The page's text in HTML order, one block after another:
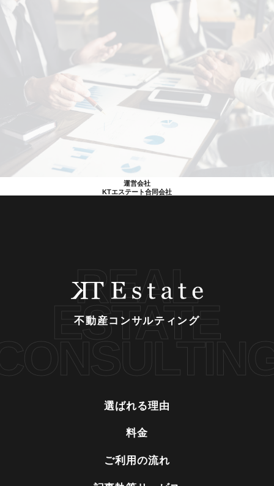
運営会社
KTエステート合同会社
REAL
ESTATE
不動産コンサルティング
選ばれる理由
料金
ご利用の流れ